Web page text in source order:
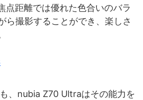
点距離では優れた色合いのバラ
ら撮影することができ、楽しさ
、nubia Z70 Ultraはその能力を